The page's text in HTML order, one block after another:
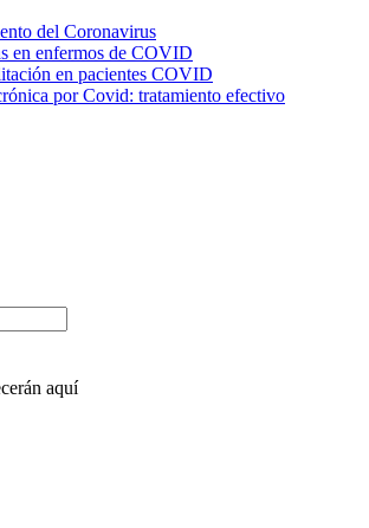
del Coronavirus
en enfermos de COVID
en pacientes COVID
por Covid: tratamiento efectivo
aquí